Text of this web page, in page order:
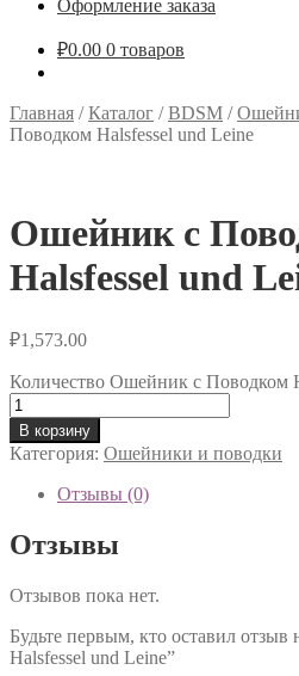
Оформление заказа
₽0.00 0 товаров
Главная /Каталог /BDSM /
Поводком Halsfessel und Leine
Ошейник с
Halsfessel und
₽1,573.00
Количество Ошейник с Поводком
В корзину
Категория: Ошейники и поводки
Отзывы (0)
Отзывы
Отзывов пока нет.
Будьте первым, кто оставил
Halsfessel und Leine”